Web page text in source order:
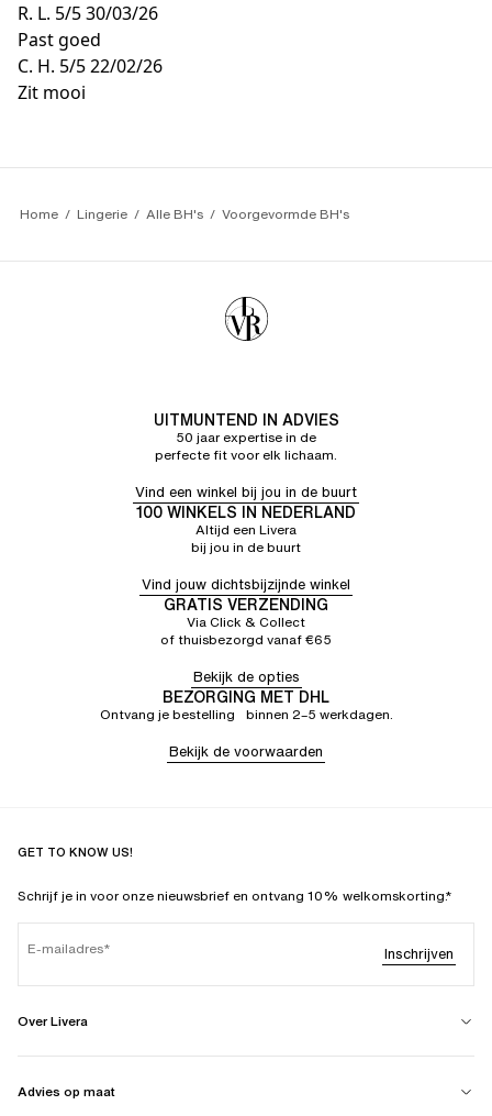
R. L. 5/530/03/26
Past goed
C. H. 5/522/02/26
Zit mooi
Home Lingerie Alle BH's Voorgevormde BH's
UITMUNTEND IN ADVIES
50 jaar expertise in de
perfecte fit voor elk lichaam.
Vind een winkel bij jou in de buurt
100 WINKELS IN NEDERLAND
Altijd een Livera
bij jou in de buurt
Vind jouw dichtsbijzijnde winkel
GRATIS VERZENDING
Via Click & Collect
of thuisbezorgd vanaf €65
Bekijk de opties
BEZORGING MET DHL
Ontvang je bestelling binnen 2–5 werkdagen.
Bekijk de voorwaarden
GET TO KNOW US!
Schrijf je in voor onze nieuwsbrief en ontvang 10% welkomskorting.*
E-mailadres Inschrijven
Over Livera
Advies op maat